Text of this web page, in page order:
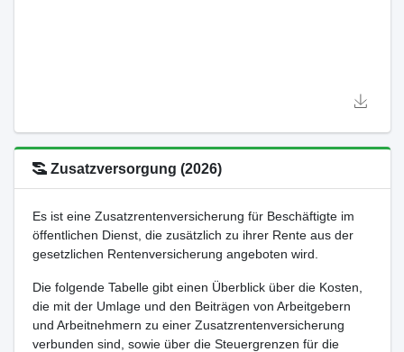
Zusatzversorgung (2026)
Es ist eine Zusatzrentenversicherung für Beschäftigte im
öffentlichen Dienst, die zusätzlich zu ihrer Rente aus der
gesetzlichen Rentenversicherung angeboten wird.
Die folgende Tabelle gibt einen Überblick über die Kosten,
die mit der Umlage und den Beiträgen von Arbeitgebern
und Arbeitnehmern zu einer Zusatzrentenversicherung
verbunden sind, sowie über die Steuergrenzen für die